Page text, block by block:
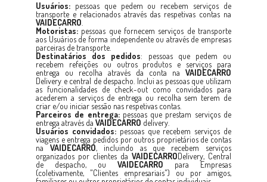
Usuários: pessoas que pedem ou recebem serviços de
transporte e relacionados através das respetivas contas na
VAIDECARRO
Motoristas: pessoas que fornecem serviços de transporte
aos Usuários de forma independente ou através de empresas
parceiras de transporte.
Destinatários dos pedidos: pessoas que pedem ou
recebem refeições ou outros produtos e serviços para
entrega ou recolha através da conta na VAIDECARRO
Delivery e central de despacho. Inclui as pessoas que utilizam
as funcionalidades de check-out como convidados para
acederem a serviços de entrega ou recolha sem terem de
criar e/ou iniciar sessão nas respetivas contas.
Parceiros de entrega:pessoas que prestam serviços de
entrega através da VAIDECARRO delivery.
Usuários convidados:pessoas que recebem serviços de
viagens e entrega pedidos por outros proprietários de contas
naVAIDECARRO, incluindo as que recebem serviços
organizados por clientes da VAIDECARRODelivery, Central
de despacho, ou VAIDECARRO para Empresas
(coletivamente, "Clientes empresariais") ou por amigos,